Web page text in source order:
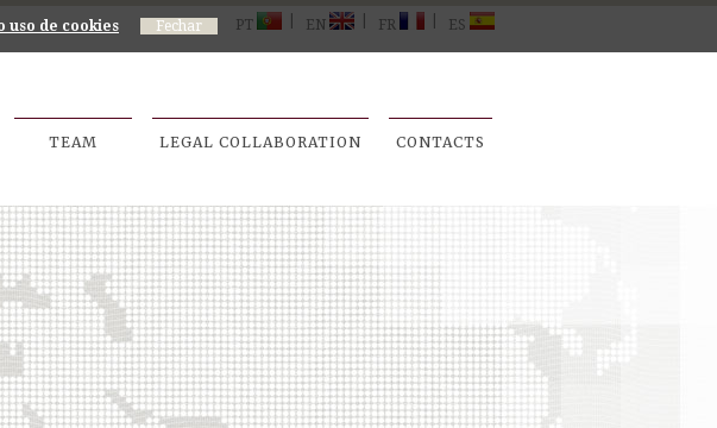
PT EN FR ES
TEAM LEGAL COLLABORATION CONTACTS
uso de cookies